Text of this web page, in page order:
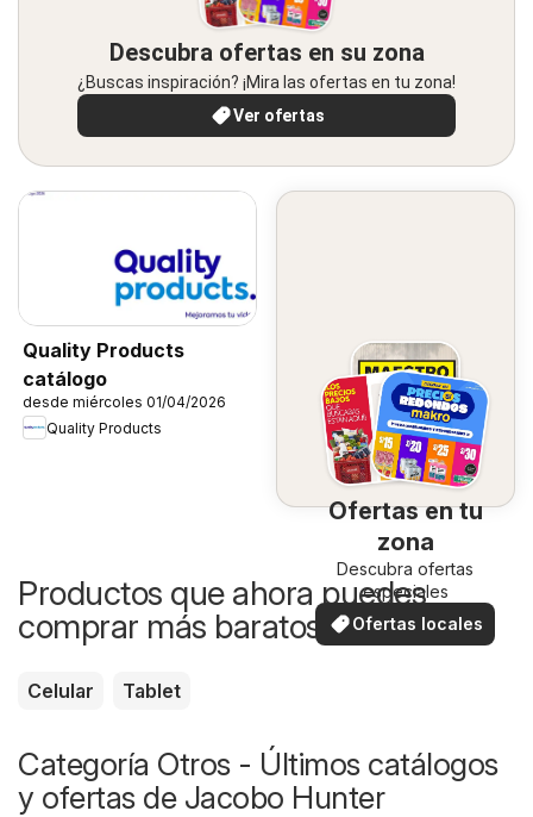
Descubra ofertas en su zona
¿Buscas inspiración? ¡Mira las ofertas en tu zona!
Ver ofertas
Quality Products
catálogo
desde miércoles 01/04/2026
Quality Products
Ofertas en tu
zona
Descubra ofertas
especiales
Ofertas locales
Productos que ahora puedes
comprar más baratos
Celular Tablet
Categoría Otros - Últimos catálogos
y ofertas de Jacobo Hunter